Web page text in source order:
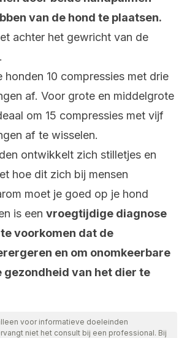
van de hond te plaatsen.
achter het gewricht van de
honden 10 compressies met drie
af. Voor grote en middelgrote
om 15 compressies met vijf
af te wisselen.
ontwikkelt zich stilletjes en
hoe dit zich bij mensen
moet je goed op je hond
is een vroegtijdige diagnose
voorkomen dat de
en om onomkeerbare
gezondheid van het dier te
voor informatieve doeleinden
niet het consult bij een professional. Bij